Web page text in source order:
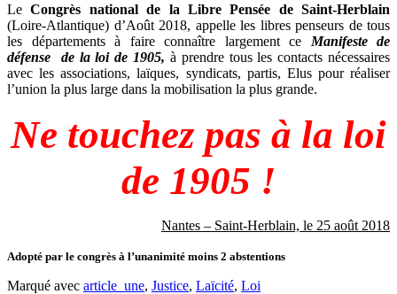
LeCongrès national de la Libre Pensée de Saint-Herblain
(Loire-Atlantique) d’Août 2018, appelle les libres penseurs de tous
les départements à faire connaître largement ce Manifeste de
défense
de la loi de 1905, à prendre tous les contacts nécessaires
avec les associations, laïques, syndicats, partis, Elus pour réaliser
l’union la plus large dans la mobilisation la plus grande.
Ne touchez pas à la loi
de 1905 !
Nantes – Saint-Herblain, le 25 août 2018
Adopté par le congrès à l’unanimité moins 2 abstentions
Marqué avec article_une, Justice, Laïcité, Loi